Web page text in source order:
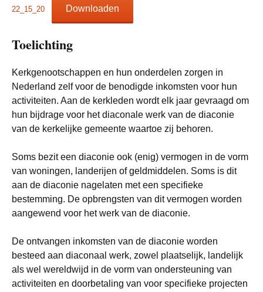
22_15_20 Downloaden
Toelichting
Kerkgenootschappen en hun onderdelen zorgen in
Nederland zelf voor de benodigde inkomsten voor hun
activiteiten. Aan de kerkleden wordt elk jaar gevraagd om
hun bijdrage voor het diaconale werk van de diaconie
van de kerkelijke gemeente waartoe zij behoren.
Soms bezit een diaconie ook (enig) vermogen in de vorm
van woningen, landerijen of geldmiddelen. Soms is dit
aan de diaconie nagelaten met een specifieke
bestemming. De opbrengsten van dit vermogen worden
aangewend voor het werk van de diaconie.
De ontvangen inkomsten van de diaconie worden
besteed aan diaconaal werk, zowel plaatselijk, landelijk
als wel wereldwijd in de vorm van ondersteuning van
activiteiten en doorbetaling van voor specifieke projecten